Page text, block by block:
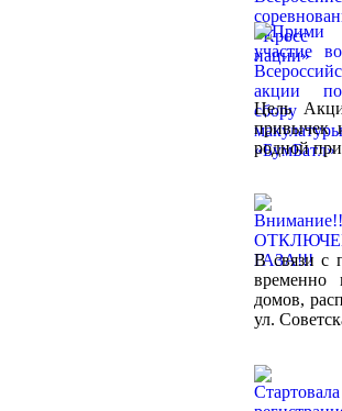
Цель
привычек
родной
В связи с
временно
домов,
ул.